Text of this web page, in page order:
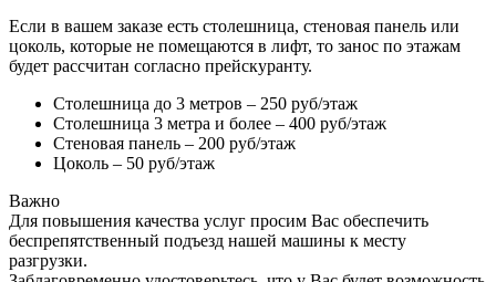
Если в вашем заказе есть столешница, стеновая панель или
цоколь, которые не помещаются в лифт, то занос по этажам
будет рассчитан согласно прейскуранту.
Столешница до 3 метров – 250 руб/этаж
Столешница 3 метра и более – 400 руб/этаж
Стеновая панель – 200 руб/этаж
Цоколь – 50 руб/этаж
Важно
Для повышения качества услуг просим Вас обеспечить
беспрепятственный подъезд нашей машины к месту
разгрузки.